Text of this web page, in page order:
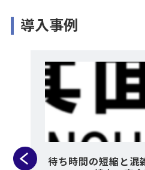
導入事例
待ち時間の短縮と混